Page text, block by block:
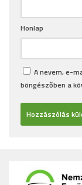
Honlap
A nevem, e-
böngészőben a